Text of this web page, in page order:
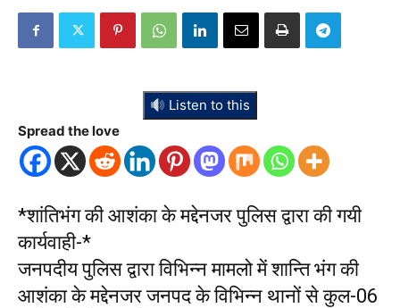
Listen to this
Spread the love
*शांतिभंग की आशंका के मद्देनजर पुलिस द्वारा की गयी
कार्यवाही-*
जनपदीय पुलिस द्वारा विभिन्न मामलो में शान्ति भंग की
आशंका के मद्देनजर जनपद के विभिन्न थानों से कुल-06